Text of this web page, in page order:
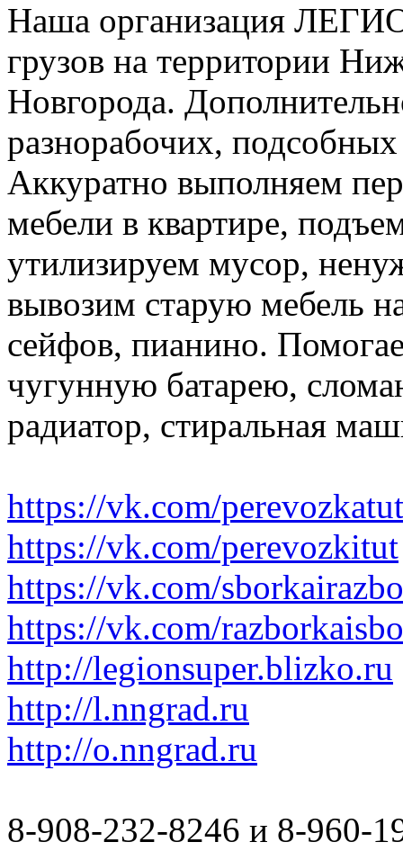
Наша организация
грузов на территории
Новгорода.
разнорабочих,
Аккуратно выполняем
мебели в квартире,
утилизируем мусор,
вывозим старую мебель
сейфов, пианино.
чугунную батарею,
радиатор, стиральная
https://vk.com/perevozkatut
https://vk.com/perevozkitut
https://vk.com/
https://vk.com/
http://legionsuper.blizko.ru
http://l.nngrad.ru
http://o.nngrad.ru
8-908-232-8246 и 8-960-